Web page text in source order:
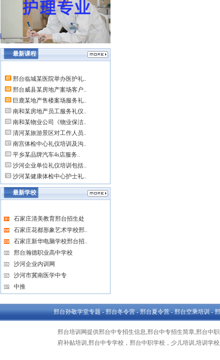
最新课程
邢台临城某医院举办医护礼..
邢台威县某房地产案场客户..
巨鹿某地产售楼案场服务礼..
南和某房地产员工服务礼仪..
南和某物业公司《物业保洁..
清河某旅游景区对工作人员..
南宫体检中心礼仪培训及沟..
平乡某品牌汽车4s店服务..
沙河企业单位礼仪培训包括..
沙河某健康体检中心护士礼..
最新学校
石家庄清美教育邢台招生处
石家庄花都形象艺术学校邢..
石家庄新华电脑学校邢台招..
邢台瀚德职业高中学校
沙河企业内训网
沙河市冀南医学中专
中推
邢台孙敬学堂专题 - 邢台冬令营 - 邢台夏令营 - 邢台空乘培训 -
邢台培训网提供邢台中专招生信息,邢台中专招生简章,邢台中
府补贴培训,邢台中专学校，邢台中职学校，少儿培训,培训学